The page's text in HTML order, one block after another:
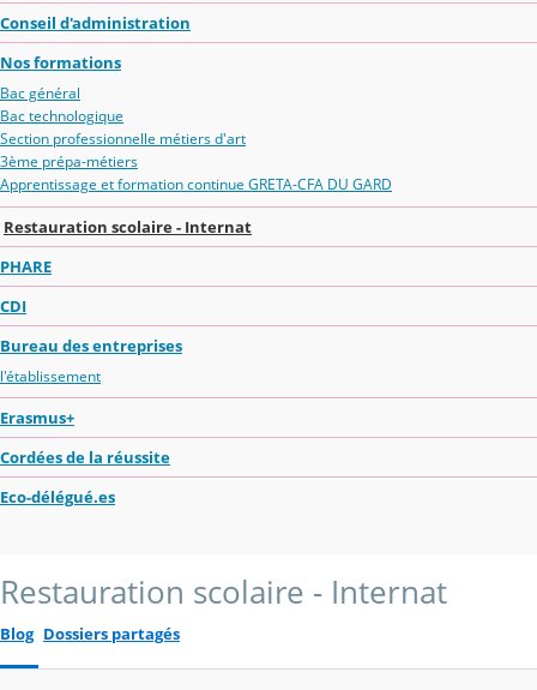
Conseil d'administration
Nos formations
Bac général
Bac technologique
Section professionnelle métiers d'art
3ème prépa-métiers
Apprentissage et formation continue GRETA-CFA DU GARD
Restauration scolaire - Internat
PHARE
CDI
Bureau des entreprises
l'établissement
Erasmus+
Cordées de la réussite
Eco-délégué.es
Restauration scolaire - Internat
Blog Dossiers partagés